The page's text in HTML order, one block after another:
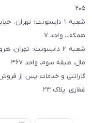
۲۰۵
شعبه ۱ دایسونت:
همکف، واحد ۷
شعبه ۲ دایسونت:
مال، طبقه سوم، واحد ۳۶۷
گارانتی و خدمات پس از فروش:
غفاری، پلاک ۲۳